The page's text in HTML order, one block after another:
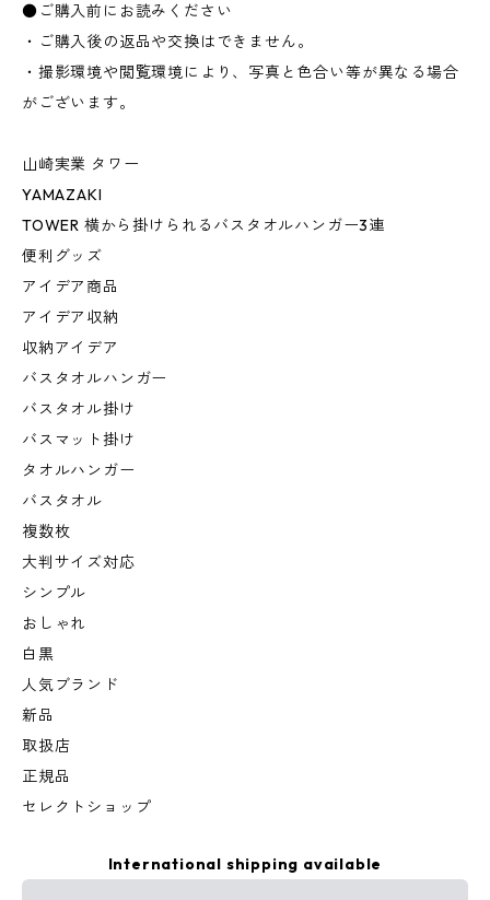
●ご購入前にお読みください
・ご購入後の返品や交換はできません。
・撮影環境や閲覧環境により、写真と色合い等が異なる場合
がございます。
山崎実業 タワー
YAMAZAKI
TOWER 横から掛けられるバスタオルハンガー3連
便利グッズ
アイデア商品
アイデア収納
収納アイデア
バスタオルハンガー
バスタオル掛け
バスマット掛け
タオルハンガー
バスタオル
複数枚
大判サイズ対応
シンプル
おしゃれ
白黒
人気ブランド
新品
取扱店
正規品
セレクトショップ
International shipping available